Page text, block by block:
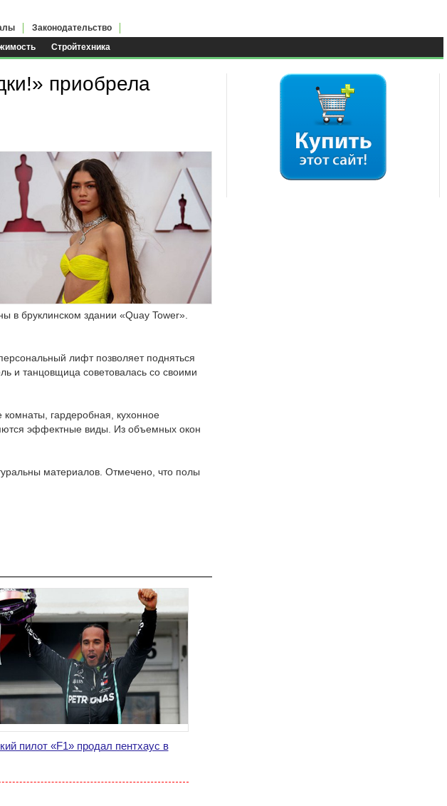
Стройтехника
Законодательство
приобрела
в бруклинском здании «Quay Tower».
лифт позволяет подняться
и танцовщица советовалась со своими
комнаты, гардеробная, кухонное
эффектные виды. Из объемных окон
материалов. Отмечено, что полы
пилот «F1» продал пентхаус в